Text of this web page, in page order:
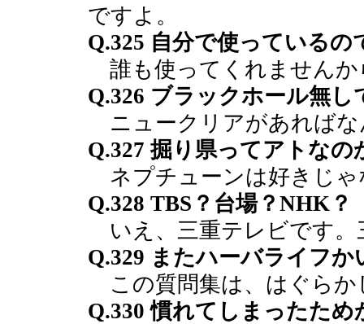
ですよ。
Q.325 自分で使っているの
誰も使ってくれませんか
Q.326 ブラックホール無し
ニュークリアがあればな
Q.327 掘り県ってアトなの
ネプチューンは好きじゃ
Q.328 TBS？台場？NHK？
いえ、三重テレビです。
Q.329 またハーバライフか
この質問集は、はぐらか
Q.330 慣れてしまったため